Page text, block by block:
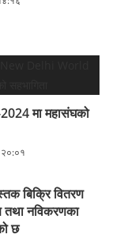
मा महासंघको
२०:०१
बिक्रि वितरण
तथा नविकरणका
छ